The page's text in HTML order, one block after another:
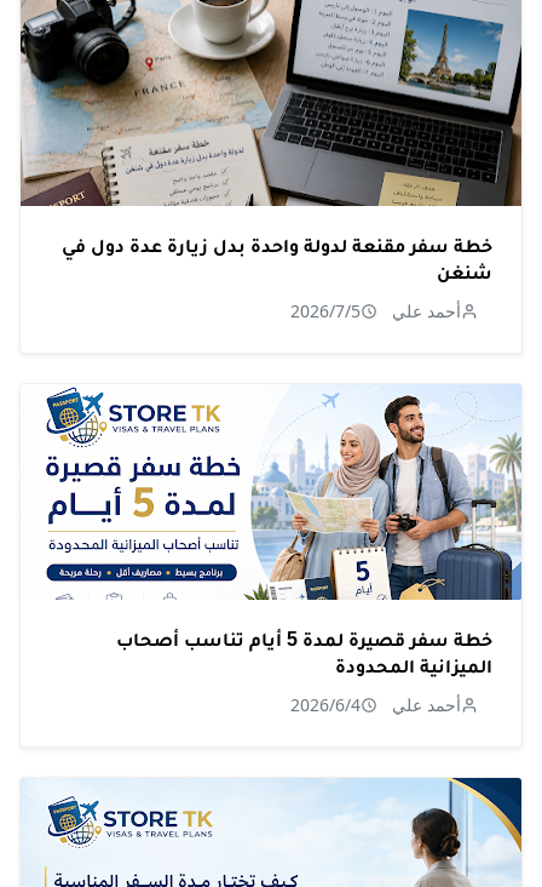
خطة سفر مقنعة لدولة واحدة بدل زيارة عدة دول في
شنغن
أحمد علي 2026/7/5
خطة سفر قصيرة لمدة 5 أيام تناسب أصحاب
الميزانية المحدودة
أحمد علي 2026/6/4